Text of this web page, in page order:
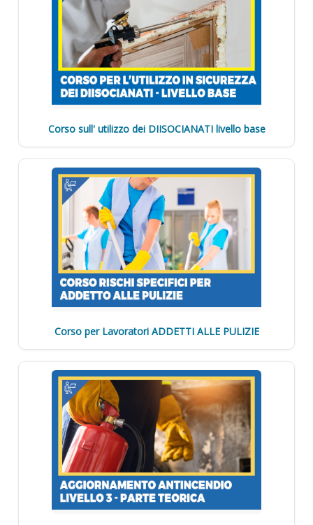
Corso sull' utilizzo dei DIISOCIANATI livello base
Corso per Lavoratori ADDETTI ALLE PULIZIE